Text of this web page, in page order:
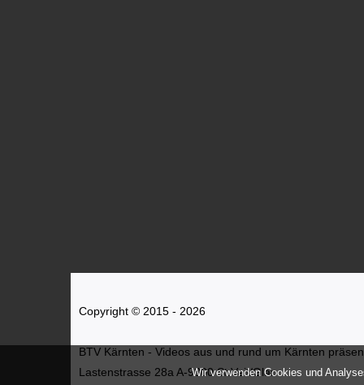
Wir verwenden Cookies und
Copyright © 2015 - 2026
BTV Kärnten - Videos aus und rund um Kärnten
Lastenstrasse 28a A-9300 St.Veit/Glan